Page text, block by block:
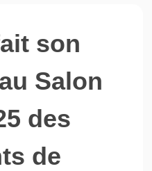
son
Salon
des
de